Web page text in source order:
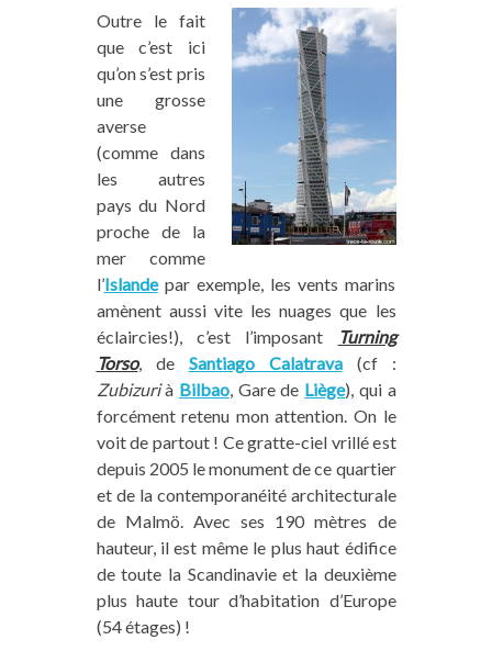
Outre le fait
que c’est ici
qu’on s’est pris
une grosse
averse
(comme dans
les autres
pays du Nord
proche de la
mer comme
l’Islandepar exemple, les vents marins
amènent aussi vite les nuages que les
éclaircies!), c’est l’imposant
Turning
Torso, de Santiago Calatrava(cf :
Zubizurià Bilbao, Gare de Liège), qui a
forcément retenu mon attention. On le
voit de partout ! Ce gratte-ciel vrillé est
depuis 2005 le monument de ce quartier
et de la contemporanéité architecturale
de Malmö. Avec ses 190 mètres de
hauteur, il est même le plus haut édifice
de toute la Scandinavie et la deuxième
plus haute tour d’habitation d’Europe
(54 étages) !
Vous aimez notre blog ? Vous
pouvez nous aider !
Sur Trace Ta Route, nous partageons du
(aucun article rémunéré !) mais tout cela a un
coût pour nous (frais de fonctionnement,